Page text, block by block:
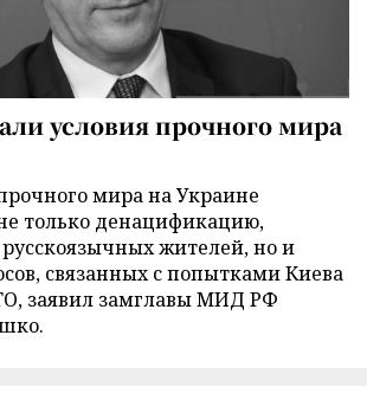
условия прочного мира
мира на Украине
только денацификацию,
жителей, но и
связанных с попытками Киева
заявил замглавы МИД РФ